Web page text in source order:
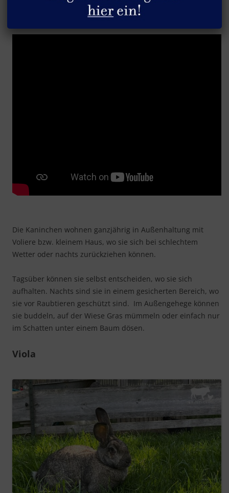
Die Kaninchen wohnen ganzjährig in Außenhaltung mit
Voliere bzw. kleinem Haus, wo sie sich bei schlechtem
Wetter oder nachts zurückziehen können.
Tagsüber können sie selbst entscheiden, wo sie sich
aufhalten. Nachts sind sie in einem gesicherten Bereich, wo
sie vor Raubtieren geschützt sind. Im Außengehege können
sie buddeln, auf der Wiese Gras mümmeln oder einfach nur
im Schatten unter einem Baum dösen.
Viola